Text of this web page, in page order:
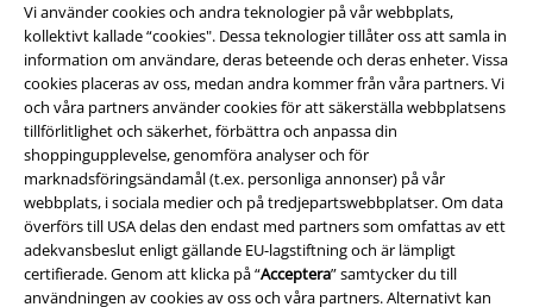
Vi använder cookies och andra teknologier på vår webbplats,
kollektivt kallade “cookies". Dessa teknologier tillåter oss att samla in
information om användare, deras beteende och deras enheter. Vissa
cookies placeras av oss, medan andra kommer från våra partners. Vi
och våra partners använder cookies för att säkerställa webbplatsens
tillförlitlighet och säkerhet, förbättra och anpassa din
shoppingupplevelse, genomföra analyser och för
marknadsföringsändamål (t.ex. personliga annonser) på vår
webbplats, i sociala medier och på tredjepartswebbplatser. Om data
överförs till USA delas den endast med partners som omfattas av ett
adekvansbeslut enligt gällande EU-lagstiftning och är lämpligt
certifierade. Genom att klicka på “Acceptera” samtycker du till
användningen av cookies av oss och våra partners. Alternativt kan